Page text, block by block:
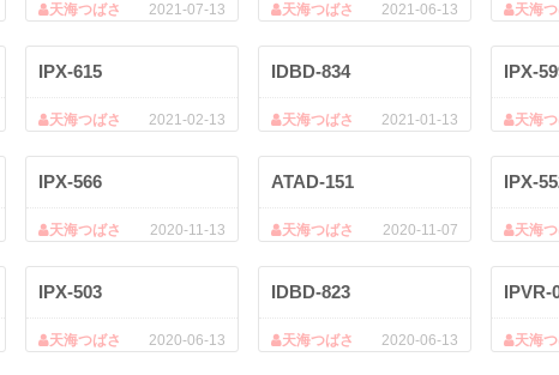
2021-07-13
天海つばさ 2021-06-13
天海つばさ 天海
IPX-615
2021-02-13
天海つばさ
IDBD-834
2021-01-13
天海つばさ
IPX-
天海
IPX-566
2020-11-13
天海つばさ
ATAD-151
2020-11-07
天海つばさ
IPX-
天海
IPX-503
2020-06-13
天海つばさ
IDBD-823
2020-06-13
天海つばさ
IPVR-
天海